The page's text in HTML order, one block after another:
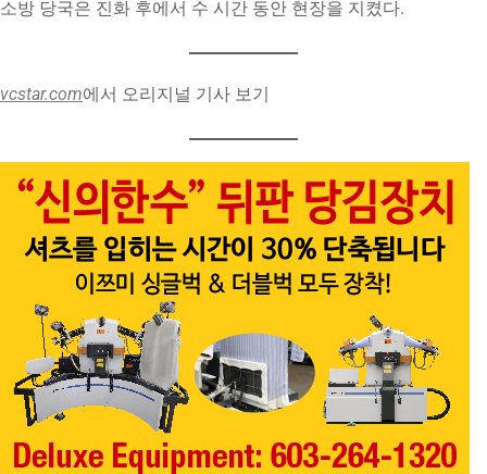
vcstar.com에서 오리지널 기사 보기
광고를 클릭하면 전화연결 됩니다